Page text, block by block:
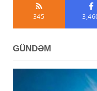
345
GÜNDƏM